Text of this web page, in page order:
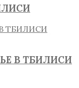
В ТБИЛИСИ